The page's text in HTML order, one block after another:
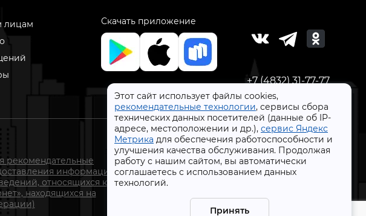
Этот сайт использует файлы cookies,
рекомендательные технологии, сервисы сбора
технических данных посетителей (данные об IP-
адресе, местоположении и др.), сервис Яндекс
Метрика для обеспечения работоспособности и
улучшения качества обслуживания. Продолжая
работу с нашим сайтом, вы автоматически
соглашаетесь с использованием данных
технологий.
Принять
лицам
Скачать приложение
+7 (4832) 31-77-77
рекомендательные
информации
относящихся к
находящихся на
СтройлоН 1998-2026 г.
Публичная оферта
Обработка персональных данных
Политика конфиденциальности сервисов Яндекс